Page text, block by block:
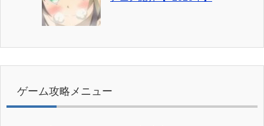
ゲーム攻略メニュー